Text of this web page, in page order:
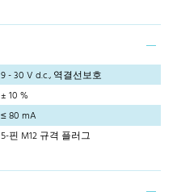
9 - 30 V d.c., 역결선보호
± 10 %
≤ 80 mA
5-핀 M12 규격 플러그